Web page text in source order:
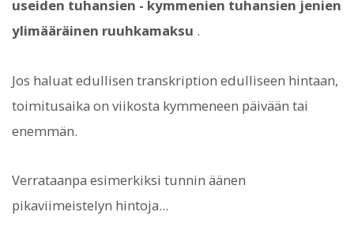
useiden tuhansien - kymmenien tuhansien jenien
ylimääräinen ruuhkamaksu .
Jos haluat edullisen transkription edulliseen hintaan,
toimitusaika on viikosta kymmeneen päivään tai
enemmän.
Verrataanpa esimerkiksi tunnin äänen
pikaviimeistelyn hintoja...